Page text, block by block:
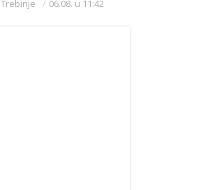
Beograda
Trebinje 06.08. u 11:42